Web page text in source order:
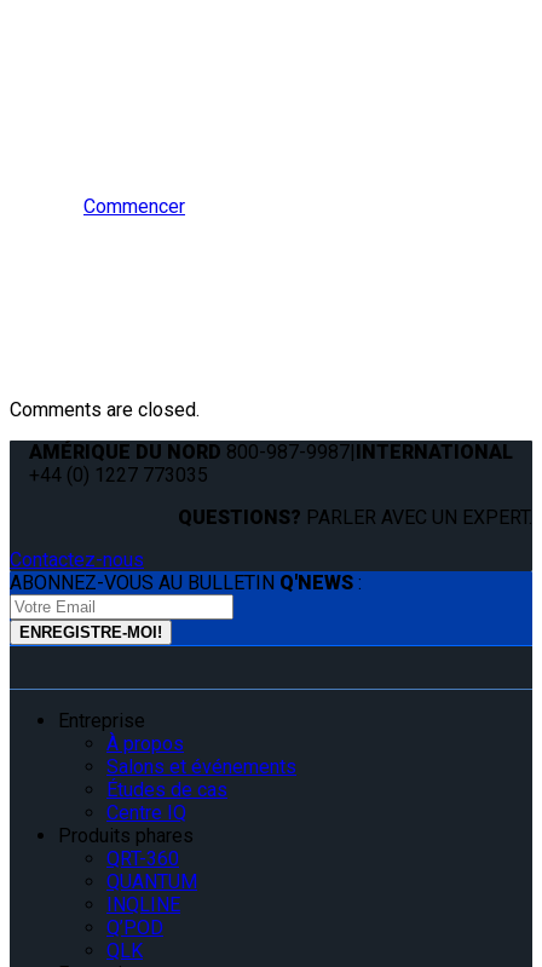
Commencer
Comments are closed.
AMÉRIQUE DU NORD 800-987-9987|INTERNATIONAL
+44 (0) 1227 773035
QUESTIONS? PARLER AVEC UN EXPERT.
Contactez-nous
ABONNEZ-VOUS AU BULLETIN Q'NEWS :
Entreprise
À propos
Salons et événements
Études de cas
Centre IQ
Produits phares
QRT-360
QUANTUM
INQLINE
Q’POD
QLK